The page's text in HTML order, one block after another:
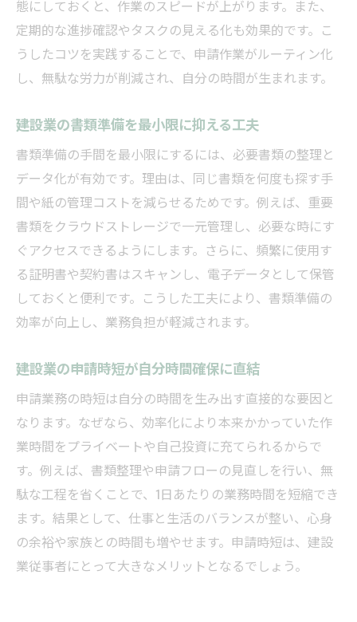
態にしておくと、作業のスピードが上がります。また、
定期的な進捗確認やタスクの見える化も効果的です。こ
うしたコツを実践することで、申請作業がルーティン化
し、無駄な労力が削減され、自分の時間が生まれます。
建設業の書類準備を最小限に抑える工夫
書類準備の手間を最小限にするには、必要書類の整理と
データ化が有効です。理由は、同じ書類を何度も探す手
間や紙の管理コストを減らせるためです。例えば、重要
書類をクラウドストレージで一元管理し、必要な時にす
ぐアクセスできるようにします。さらに、頻繁に使用す
る証明書や契約書はスキャンし、電子データとして保管
しておくと便利です。こうした工夫により、書類準備の
効率が向上し、業務負担が軽減されます。
建設業の申請時短が自分時間確保に直結
申請業務の時短は自分の時間を生み出す直接的な要因と
なります。なぜなら、効率化により本来かかっていた作
業時間をプライベートや自己投資に充てられるからで
す。例えば、書類整理や申請フローの見直しを行い、無
駄な工程を省くことで、1日あたりの業務時間を短縮でき
ます。結果として、仕事と生活のバランスが整い、心身
の余裕や家族との時間も増やせます。申請時短は、建設
業従事者にとって大きなメリットとなるでしょう。